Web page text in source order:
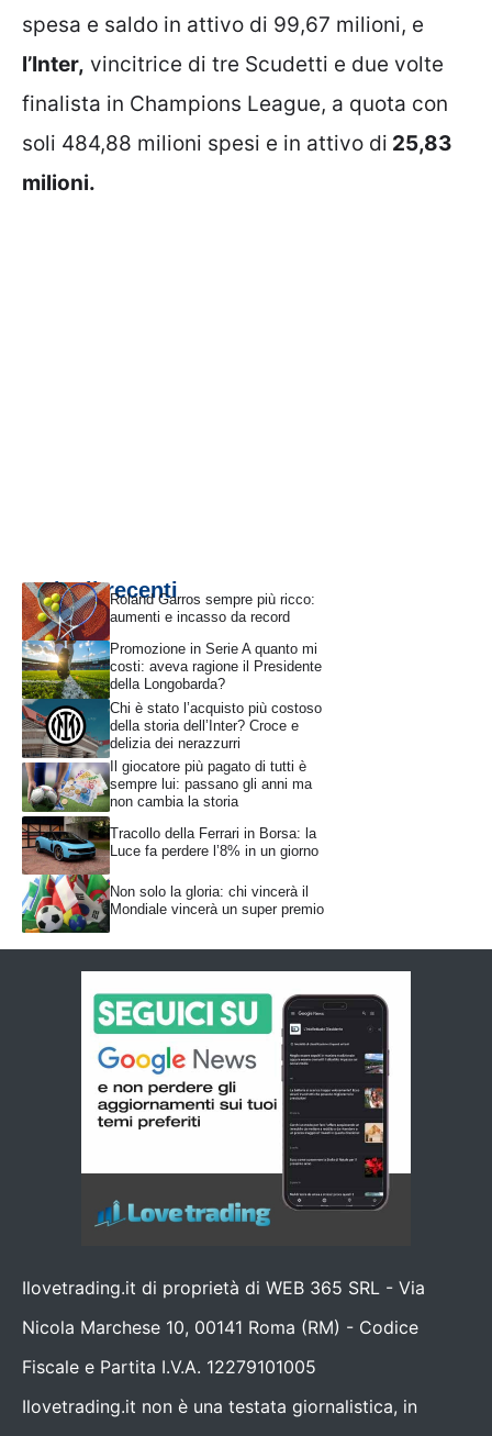
spesa e saldo in attivo di 99,67 milioni, e
l’Inter, vincitrice di tre Scudetti e due volte
finalista in Champions League, a quota con
soli 484,88 milioni spesi e in attivo di 25,83
milioni.
Articoli recentiRoland Garros sempre più ricco:
aumenti e incasso da record
Promozione in Serie A quanto mi
costi: aveva ragione il Presidente
della Longobarda?
Chi è stato l’acquisto più costoso
della storia dell’Inter? Croce e
delizia dei nerazzurri
Il giocatore più pagato di tutti è
sempre lui: passano gli anni ma
non cambia la storia
Tracollo della Ferrari in Borsa: la
Luce fa perdere l’8% in un giorno
Non solo la gloria: chi vincerà il
Mondiale vincerà un super premio
Ilovetrading.it di proprietà di WEB 365 SRL - Via
Nicola Marchese 10, 00141 Roma (RM) - Codice
Fiscale e Partita I.V.A. 12279101005
Ilovetrading.it non è una testata giornalistica, in